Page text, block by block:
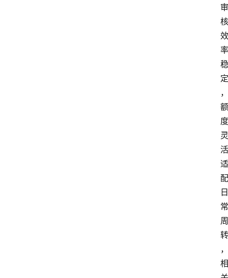
审
核
效
率
稳
定
，
额
度
灵
活
适
配
日
常
周
转
，
相